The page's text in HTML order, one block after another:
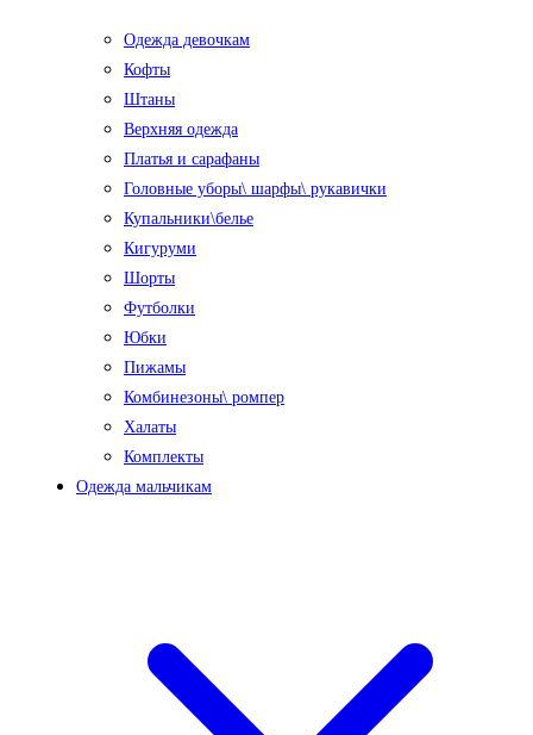
Одежда девочкам
Кофты
Штаны
Верхняя одежда
Платья и сарафаны
Головные уборы\ шарфы\ рукавички
Купальники\белье
Кигуруми
Шорты
Футболки
Юбки
Пижамы
Комбинезоны\ ромпер
Халаты
Комплекты
Одежда мальчикам